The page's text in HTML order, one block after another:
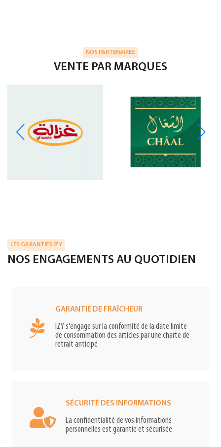
NOS PARTENAIRES
VENTE PAR MARQUES
LES GARANTIES IZY
NOS ENGAGEMENTS AU QUOTIDIEN
GARANTIE DE FRAÎCHEUR
IZY s'engage sur la conformité de la date limite
de consommation des articles par une charte de
retrait anticipé
SÉCURITÉ DES INFORMATIONS
La confidentialité de vos informations
personnelles est garantie et sécurisée